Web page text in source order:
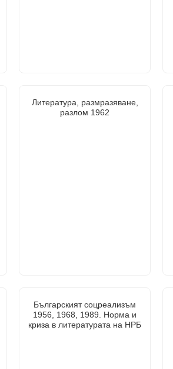
Литература, размразяване,
разлом 1962
Българският соцреализъм
1956, 1968, 1989. Норма и
криза в литературата на НРБ